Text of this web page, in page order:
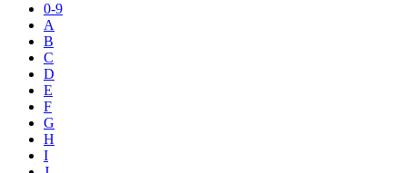
0-9
A
B
C
D
E
F
G
H
I